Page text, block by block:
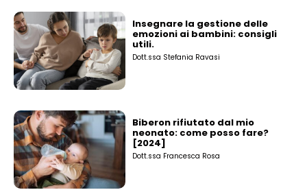
Insegnare la gestione delle
emozioni ai bambini: consigli
utili.
Dott.ssa Stefania Ravasi
Biberon rifiutato dal mio
neonato: come posso fare?
[2024]
Dott.ssa Francesca Rosa